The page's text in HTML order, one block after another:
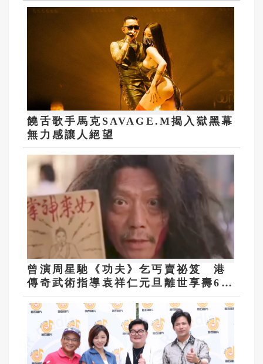
饒舌歌手馬克SAVAGE.M揭入獄黑幕
無力感讓人絕望
曾演周星馳《功夫》乞丐賣祕笈 港
傳奇武術指導袁祥仁元旦離世享壽69
歲